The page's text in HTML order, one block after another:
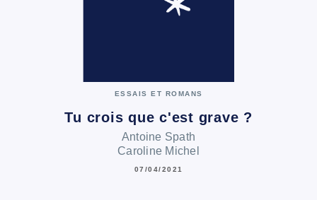
ESSAIS ET ROMANS
Tu crois que c'est grave ?
Antoine Spath
Caroline Michel
07/04/2021